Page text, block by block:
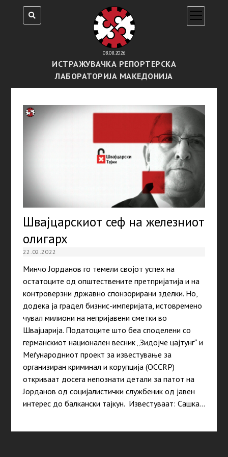
08.08.2026
ИСТРАЖУВАЧКА РЕПОРТЕРСКА
ЛАБОРАТОРИЈА МАКЕДОНИЈА
open
menu
Швајцарскиот сеф на железниот
олигарх
22.02.2022
Минчо Јорданов го темели својот успех на
остатоците од општествените претпријатија и на
контроверзни државно спонзорирани зделки. Но,
додека ја градел бизнис-империјата, истовремено
чувал милиони на непријавени сметки во
Швајцарија. Податоците што беа споделени со
германскиот национален весник „Зидојче цајтунг“ и
Меѓународниот проект за известување за
организиран криминал и корупција (OCCRP)
откриваат досега непознати детали за патот на
Јорданов од социјалистички службеник од јавен
интерес до балкански тајкун. Известуваат: Сашка…